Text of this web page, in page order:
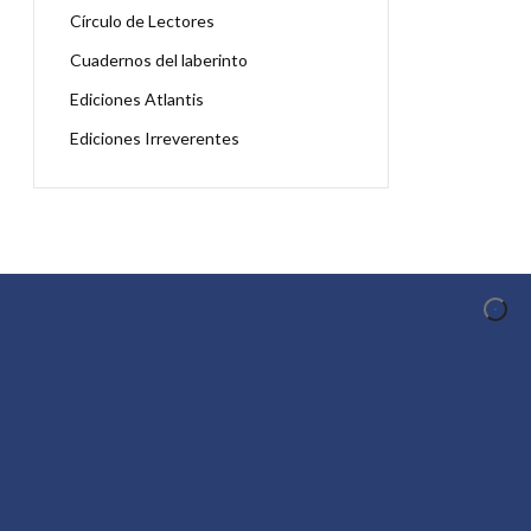
Círculo de Lectores
Cuadernos del laberinto
Ediciones Atlantis
Ediciones Irreverentes